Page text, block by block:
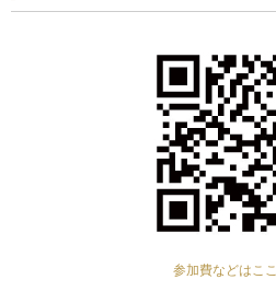
参加費などはこ